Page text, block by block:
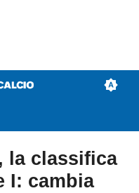
la classifica
I: cambia